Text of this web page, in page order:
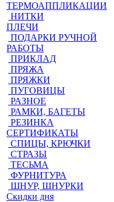
ТЕРМОАППЛИКАЦИИ
НИТКИ
ПЛЕЧИ
ПОДАРКИ РУЧНОЙ
РАБОТЫ
ПРИКЛАД
ПРЯЖА
ПРЯЖКИ
ПУГОВИЦЫ
РАЗНОЕ
РАМКИ, БАГЕТЫ
РЕЗИНКА
СЕРТИФИКАТЫ
СПИЦЫ, КРЮЧКИ
СТРАЗЫ
ТЕСЬМА
ФУРНИТУРА
ШНУР, ШНУРКИ
Скидки дня